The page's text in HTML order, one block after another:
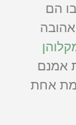
הם
אמנם
אחת